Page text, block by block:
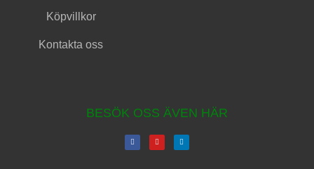
Köpvillkor
Kontakta oss
BESÖK OSS ÄVEN HÄR